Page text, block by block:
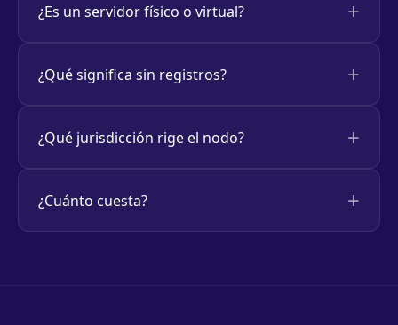
¿Es un servidor físico o virtual?
¿Qué significa sin registros?
¿Qué jurisdicción rige el nodo?
¿Cuánto cuesta?